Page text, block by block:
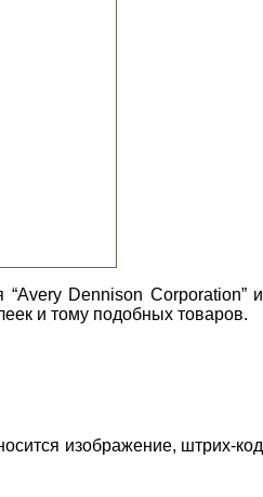
Dennison Corporation” и
и тому подобных товаров.
изображение, штрих-код